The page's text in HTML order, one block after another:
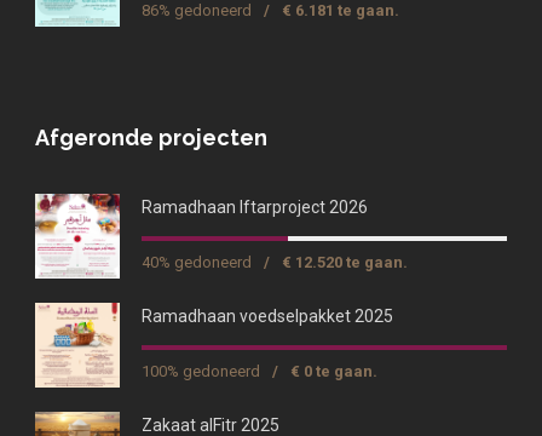
86% gedoneerd / € 6.181 te gaan.
Afgeronde projecten
Ramadhaan Iftarproject 2026
40% gedoneerd / € 12.520 te gaan.
Ramadhaan voedselpakket 2025
100% gedoneerd / € 0 te gaan.
Zakaat alFitr 2025